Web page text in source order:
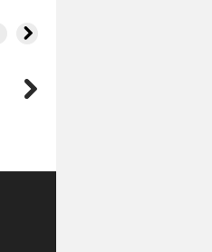
Photos